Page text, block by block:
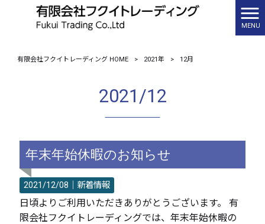
MENU
有限会社フクイトレーディング HOME > 2021年 > 12月
2021/12
年末年始休暇のお知らせ
2021/12/08｜ 新着情報
日頃よりご利用いただきありがとうございます。 有
限会社フクイトレーディングでは、年末年始休暇の